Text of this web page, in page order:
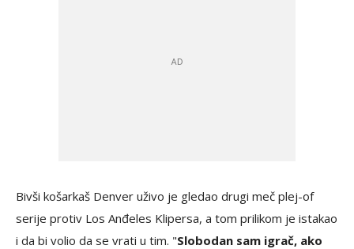
Bivši košarkaš Denver uživo je gledao drugi meč plej-of
serije protiv Los Anđeles Klipersa, a tom prilikom je istakao
i da bi volio da se vrati u tim. "Slobodan sam igrač, ako